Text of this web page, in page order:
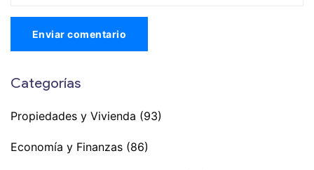
Enviar comentario
Categorías
Propiedades y Vivienda (93)
Economía y Finanzas (86)